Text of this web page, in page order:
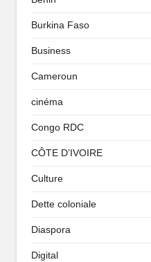
Burkina Faso
Business
Cameroun
cinéma
Congo RDC
CÔTE D’IVOIRE
Culture
Dette coloniale
Diaspora
Digital